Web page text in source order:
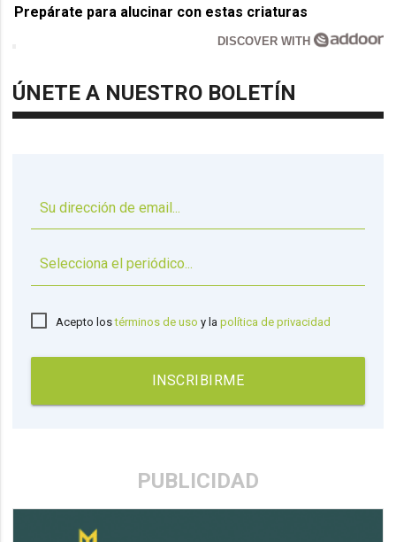
Prepárate para alucinar con estas criaturas
DISCOVER WITH
ÚNETE A NUESTRO BOLETÍN
Acepto lostérminos de uso y lapolítica de privacidad
INSCRIBIRME
PUBLICIDAD